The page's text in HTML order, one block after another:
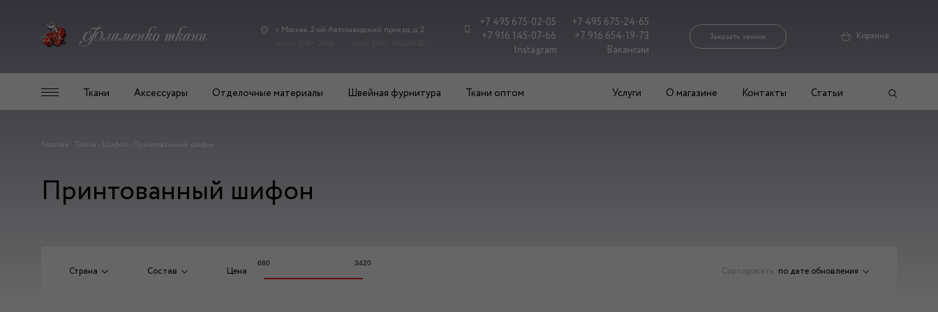
г. Москва, 2-ой Автозаводский проезд, д. 2
+7 495 675-02-05
+7 495 675-24-65
+7 916 145-07-66
+7 916 654-19-73
Instagram
Вакансии
Заказать звонок Корзина
Ткани Аксессуары Отделочные материалы Швейная фурнитура Ткани оптом Услуги О магазине Контакты Статьи
Главная Ткани Шифон Принтованный шифон
Принтованный шифон
Страна Состав Цена
680 3420
Сортировать по дате обновления